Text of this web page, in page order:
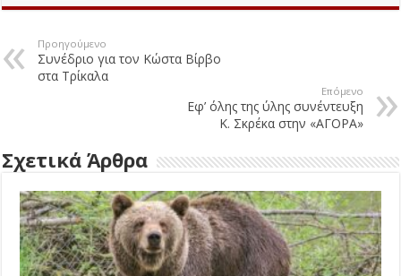
Προηγούμενο
Συνέδριο για τον Κώστα Βίρβο
στα Τρίκαλα
Επόμενο
Εφ’ όλης της ύλης συνέντευξη
Κ. Σκρέκα στην «ΑΓΟΡΑ»
Σχετικά Άρθρα